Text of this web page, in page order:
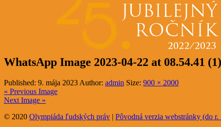
WhatsApp Image 2023-04-22 at 08.54.41 (1)
Published: 9. mája 2023 Author: admin Size: 900 × 2000
« Previous Image
Next Image »
© 2020 Olympiáda ľudských práv | Pôvodná verzia webstránky (do r.